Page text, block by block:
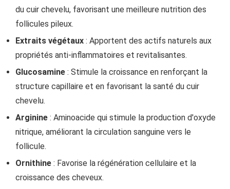
du cuir chevelu, favorisant une meilleure nutrition des
follicules pileux.
Extraits végétaux : Apportent des actifs naturels aux
propriétés anti-inflammatoires et revitalisantes.
Glucosamine : Stimule la croissance en renforçant la
structure capillaire et en favorisant la santé du cuir
chevelu.
Arginine : Aminoacide qui stimule la production d'oxyde
nitrique, améliorant la circulation sanguine vers le
follicule.
Ornithine : Favorise la régénération cellulaire et la
croissance des cheveux.